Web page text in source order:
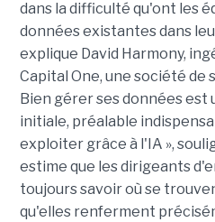
dans la difficulté qu'ont les
données existantes dans
explique David Harmony,
Capital One, une société de
Bien gérer ses données
initiale, préalable
exploiter grâce à l'IA »,
estime que les dirigeants
toujours savoir où se
qu'elles renferment